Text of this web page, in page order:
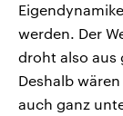
werden. Der
droht also aus
Deshalb
auch ganz